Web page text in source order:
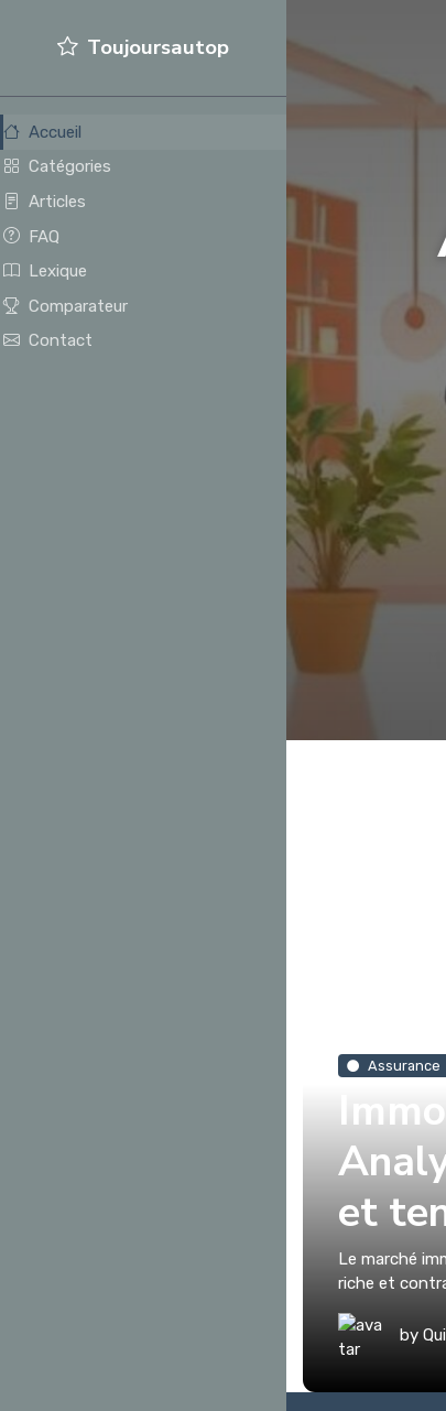
Toujoursautop
Accueil
Catégories
Articles
FAQ
Lexique
Comparateur
Contact
Assurance
et
Le marché
riche et
by